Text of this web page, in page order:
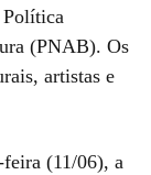
Política
(PNAB). Os
artistas e
(11/06), a